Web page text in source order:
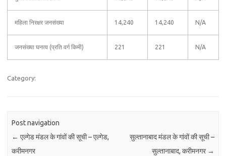
महिला निरक्षर जनसंख्या 14,240 14,240 N/A
जनसंख्या घनत्व (प्रति वर्ग किमी) 221 221 N/A
Category:
Post navigation
← एल्गेड मंडल के गांवों की सूची – एल्गेड,
करीमनगर
सुल्तानाबाद मंडल के गांवों की सूची –
सुल्तानाबाद, करीमनगर →